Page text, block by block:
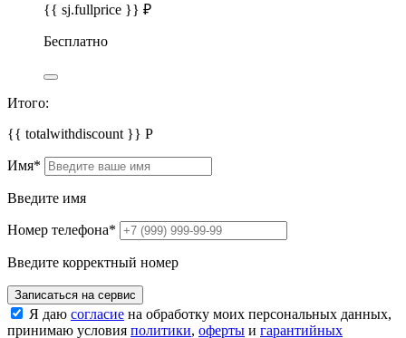
{{ sj.fullprice }} ₽
Бесплатно
Итого:
{{ totalwithdiscount }} Р
Имя*
Введите имя
Номер телефона*
Введите корректный номер
Записаться на сервис
Я даю согласие на обработку моих персональных данных,
принимаю условия политики, оферты и гарантийных